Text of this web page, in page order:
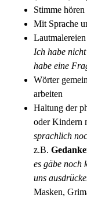
Stimme
Mit Sprache
Ich habe
habe eine
Wörter
arbeiten
Haltung der
oder Kindern
sprachlich
z.B.
es gäbe noch
uns
Masken,